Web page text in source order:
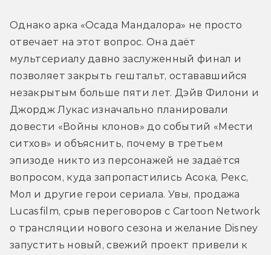
Однако арка «Осада Мандалора» не просто
отвечает на этот вопрос. Она даёт
мультсериалу давно заслуженный финал и
позволяет закрыть гештальт, остававшийся
незакрытым больше пяти лет. Дэйв Филони и
Джордж Лукас изначально планировали
довести «Войны клонов» до событий «Мести
ситхов» и объяснить, почему в третьем
эпизоде никто из персонажей не задаётся
вопросом, куда запропастились Асока, Рекс,
Мол и другие герои сериала. Увы, продажа
Lucasfilm, срыв переговоров с Cartoon Network
о трансляции нового сезона и желание Disney
запустить новый, свежий проект привели к